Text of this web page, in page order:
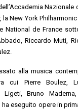
Nazionale
la New York
National de France
Riccardo Muti,
alla musica
cui Pierre Boulez,
Ligeti, Bruno
eseguito opere in